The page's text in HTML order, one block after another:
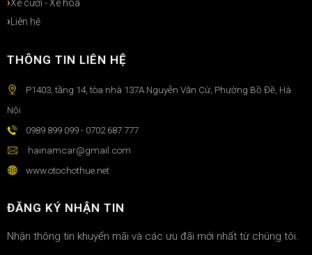
Xe cưới - Xe hoa
Liên hệ
THÔNG TIN LIÊN HỆ
P1403, tầng 14, tòa nhà 137A Nguyễn Văn Cừ, Phường Bồ Đề, Hà
Nội
0989 899 099 - 0702 687 777
hainamcar@gmail.com
www.otochothue.net
ĐĂNG KÝ NHẬN TIN
Nhận thông tin khuyến mãi và các ưu đãi mới nhất từ chúng tôi.